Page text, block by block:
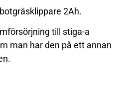
2Ah.
till stiga-a
man har den på ett annan